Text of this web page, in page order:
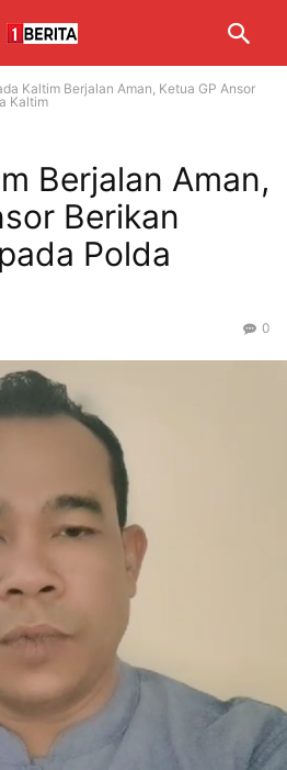
Kaltim Berjalan Aman, Ketua GP Ansor
Kaltim
Berjalan Aman,
Berikan
Polda
0